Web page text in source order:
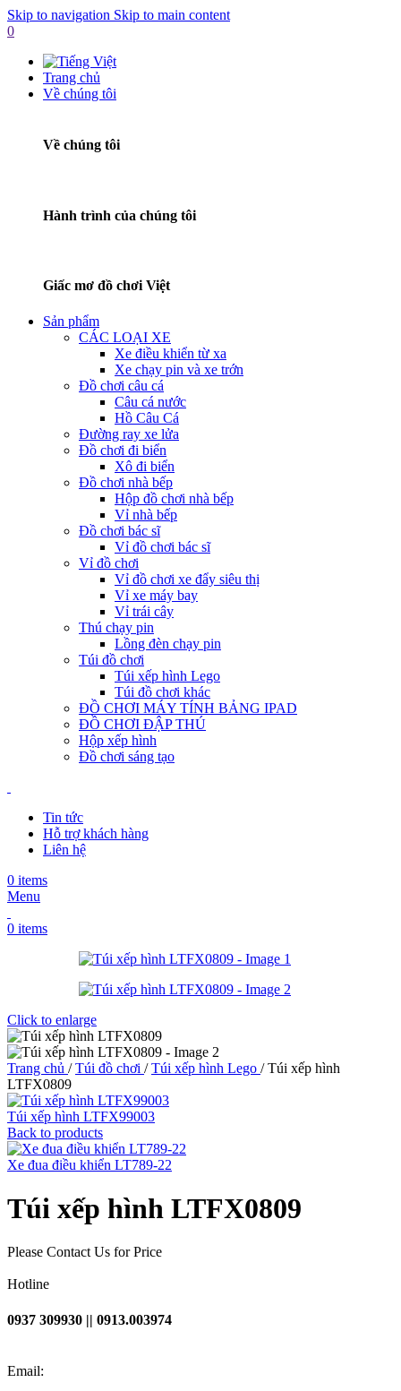
Skip to navigation Skip to main content
0
Trang chủ
Về chúng tôi
Về chúng tôi
Hành trình của chúng tôi
Giấc mơ đồ chơi Việt
Sản phẩm
CÁC LOẠI XE
Xe điều khiển từ xa
Xe chạy pin và xe trớn
Đồ chơi câu cá
Câu cá nước
Hồ Câu Cá
Đường ray xe lửa
Đồ chơi đi biển
Xô đi biển
Đồ chơi nhà bếp
Hộp đồ chơi nhà bếp
Vỉ nhà bếp
Đồ chơi bác sĩ
Vỉ đồ chơi bác sĩ
Vỉ đồ chơi
Vỉ đồ chơi xe đẩy siêu thị
Vỉ xe máy bay
Vỉ trái cây
Thú chạy pin
Lồng đèn chạy pin
Túi đồ chơi
Túi xếp hình Lego
Túi đồ chơi khác
ĐỒ CHƠI MÁY TÍNH BẢNG IPAD
ĐỒ CHƠI ĐẬP THÚ
Hộp xếp hình
Đồ chơi sáng tạo
Tin tức
Hỗ trợ khách hàng
Liên hệ
0 items
Menu
0 items
Click to enlarge
Trang chủ / Túi đồ chơi / Túi xếp hình Lego / Túi xếp hình
LTFX0809
Túi xếp hình LTFX99003
Back to products
Xe đua điều khiển LT789-22
Túi xếp hình LTFX0809
Please Contact Us for Price
Hotline
0937 309930 || 0913.003974
Email: